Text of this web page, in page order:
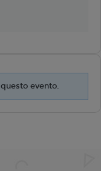
evento.